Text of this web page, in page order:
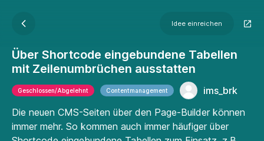
Idee einreichen
Über Shortcode eingebundene Tabellen
mit Zeilenumbrüchen ausstatten
Geschlossen/Abgelehnt Contentmanagement
ims_brk
Die neuen CMS-Seiten über den Page-Builder können
immer mehr. So kommen auch immer häufiger über